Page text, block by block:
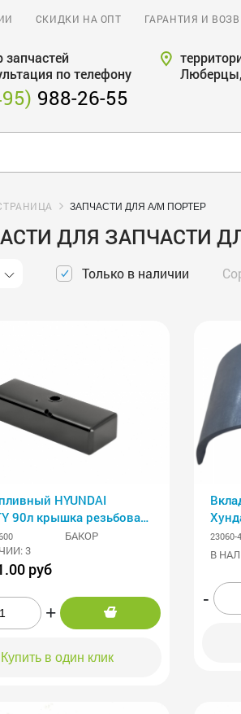
СКИДКИ НА ОПТ ГАРАНТИЯ И
запчастей
по телефону
988-26-55
ЗАПЧАСТИ ДЛЯ А/М ПОРТЕР
ДЛЯ ЗАПЧАСТИ
Только в наличии
HYUNDAI
90л крышка резьбовая
АНТИКОР
БАКОР
3
руб
+
Купить в один клик
23060-
В
-